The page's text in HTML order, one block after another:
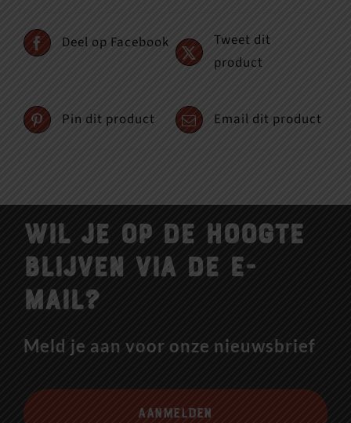
Deel op Facebook
Tweet dit
product
Pin dit product Email dit product
Wil je op de hoogte
blijven via de e-
mail?
Meld je aan voor onze nieuwsbrief
Aanmelden